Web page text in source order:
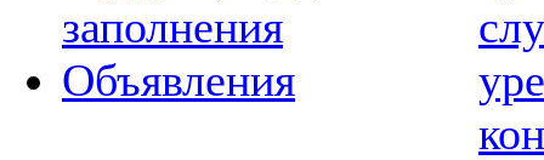
заполнения
Объявления